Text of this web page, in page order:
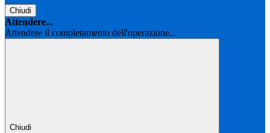
Chiudi
Attendere...
Attendere il completamento dell'operazione...
Chiudi